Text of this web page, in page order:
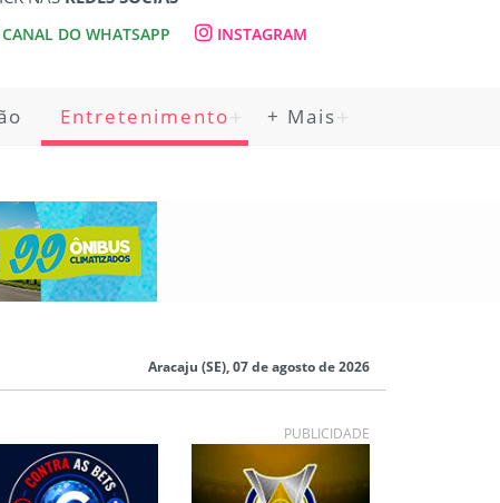
CANAL DO WHATSAPP INSTAGRAM
Entretenimento + Mais
Aracaju (SE), 07 de agosto de 2026
PUBLICIDADE